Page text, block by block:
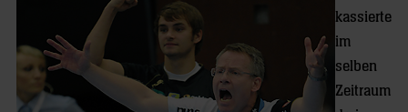
kassierte
im
selben
Zeitraum